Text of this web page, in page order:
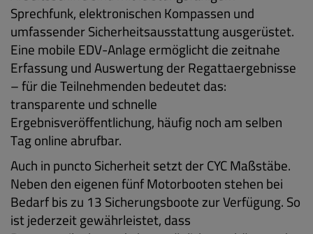
Sprechfunk, elektronischen Kompassen und
umfassender Sicherheitsausstattung ausgerüstet.
Eine mobile EDV-Anlage ermöglicht die zeitnahe
Erfassung und Auswertung der Regattaergebnisse
– für die Teilnehmenden bedeutet das:
transparente und schnelle
Ergebnisveröffentlichung, häufig noch am selben
Tag online abrufbar.
Auch in puncto Sicherheit setzt der CYC Maßstäbe.
Neben den eigenen fünf Motorbooten stehen bei
Bedarf bis zu 13 Sicherungsboote zur Verfügung. So
ist jederzeit gewährleistet, dass